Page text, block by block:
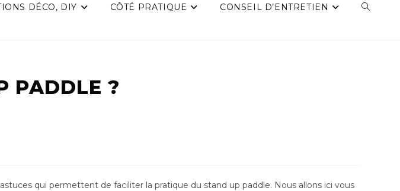
DÉCO, DIY CÔTÉ PRATIQUE CONSEIL D’ENTRETIEN TOGGLE
PADDLE ?
qui permettent de faciliter la pratique du stand up paddle. Nous allons ici vous